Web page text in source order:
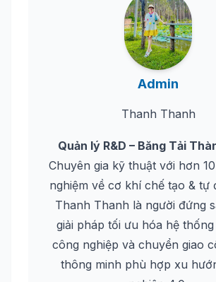
Admin
Thanh Thanh
Quản lý R&D – Băng Tải
Chuyên gia kỹ thuật với hơn
nghiệm về cơ khí chế tạo & tự
Thanh Thanh là người đứng
giải pháp tối ưu hóa hệ thống
công nghiệp và chuyển giao
thông minh phù hợp xu